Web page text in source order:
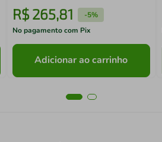
R$265,81 -5%
No pagamento com Pix
Adicionar ao carrinho